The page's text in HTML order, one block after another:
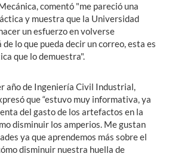
comentó "me pareció una
y muestra que la Universidad
un esfuerzo en volverse
lo que pueda decir un correo, esta es
que lo demuestra".
año de Ingeniería Civil Industrial,
que “estuvo muy informativa, ya
del gasto de los artefactos en la
disminuir los amperios. Me gustan
ya que aprendemos más sobre el
disminuir nuestra huella de